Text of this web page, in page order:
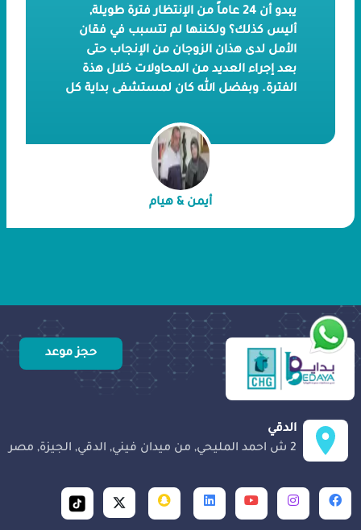
يبدو أن 24 عاماً من الإنتظار فترة طويلة,
أليس كذلك؟ ولكننها لم تتسبب في فقان
الأمل لدى هذان الزوجان من الإنجاب حتى
بعد إجراء العديد من المحاولات خلال هذة
الفترة. وبفضل الله كان لمستشفى بداية كل
قصة صبرهما بالنجاح.
أيمن & هيام
حجز موعد
الدقي
2 ش احمد المليحي, من ميدان فيني, الدقي, الجيزة, مصر